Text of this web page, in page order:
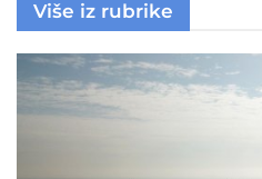
Više iz rubrike